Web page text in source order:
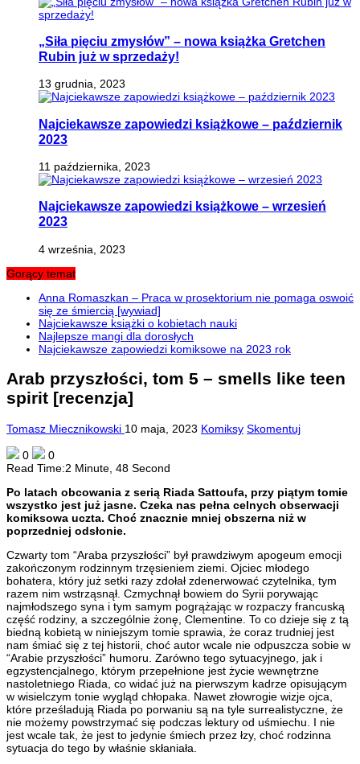
„Siła pięciu zmysłów” – nowa książka Gretchen
Rubin już w sprzedaży!
13 grudnia, 2023
Najciekawsze zapowiedzi książkowe – październik
2023
11 października, 2023
Najciekawsze zapowiedzi książkowe – wrzesień
2023
4 września, 2023
Gorący temat
Anna Romaszkan – Praca w prosektorium nie pomaga oswoić
się ze śmiercią [wywiad]
Najciekawsze książki o kobietach nauki
Najlepsze mangi dla dorosłych
Najciekawsze zapowiedzi komiksowe na 2023 rok
Arab przyszłości, tom 5 – smells like teen
spirit [recenzja]
Tomasz Miecznikowski 10 maja, 2023 Komiksy Skomentuj
0
0
Read Time:2 Minute, 48 Second
Po latach obcowania z serią Riada Sattoufa, przy piątym tomie
wszystko jest już jasne. Czeka nas pełna celnych obserwacji
komiksowa uczta. Choć znacznie mniej obszerna niż w
poprzedniej odsłonie.
Czwarty tom “Araba przyszłości” był prawdziwym apogeum emocji
zakończonym rodzinnym trzęsieniem ziemi. Ojciec młodego
bohatera, który już setki razy zdołał zdenerwować czytelnika, tym
razem nim wstrząsnął. Czmychnął bowiem do Syrii porywając
najmłodszego syna i tym samym pogrążając w rozpaczy francuską
część rodziny, a szczególnie żonę, Clementine. To co dzieje się z tą
biedną kobietą w niniejszym tomie sprawia, że coraz trudniej jest
nam śmiać się z tej historii, choć autor wcale nie odpuszcza sobie w
“Arabie przyszłości” humoru. Zarówno tego sytuacyjnego, jak i
egzystencjalnego, którym przepełnione jest życie wewnętrzne
nastoletniego Riada, co widać już na pierwszym kadrze opisującym
w wisielczym tonie wygląd chłopaka. Nawet złowrogie wizje ojca,
które prześladują Riada po porwaniu są na tyle surrealistyczne, że
nie możemy powstrzymać się podczas lektury od uśmiechu. I nie
jest wcale tak, że jest to jedynie śmiech przez łzy, choć rodzinna
sytuacja do tego by właśnie skłaniała.